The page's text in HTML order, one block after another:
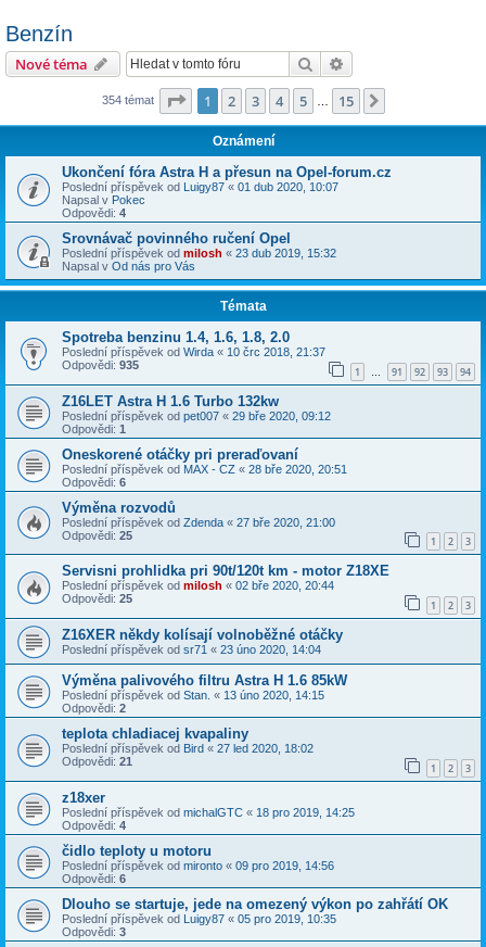
Benzín
Nové téma Hledat
354 témat Stránka z 15
1 2 3 4 5 15
Oznámení
Ukončení fóra Astra H a přesun na Opel-forum.cz
Poslední příspěvek od Luigy87 « 01 dub 2020, 10:07
Napsal v Pokec
Odpovědi: 4
Srovnávač povinného ručení Opel
Poslední příspěvek od milosh « 23 dub 2019, 15:32
Napsal v Od nás pro Vás
Témata
Spotreba benzinu 1.4, 1.6, 1.8, 2.0
Poslední příspěvek od Wirda « 10 črc 2018, 21:37
Odpovědi: 935 1 … 91 92 93 94
Z16LET Astra H 1.6 Turbo 132kw
Poslední příspěvek od pet007 « 29 bře 2020, 09:12
Odpovědi: 1
Oneskorené otáčky pri preraďovaní
Poslední příspěvek od MAX - CZ « 28 bře 2020, 20:51
Odpovědi: 6
Výměna rozvodů
Poslední příspěvek od Zdenda « 27 bře 2020, 21:00
Odpovědi: 25 1 2 3
Servisni prohlidka pri 90t/120t km - motor Z18XE
Poslední příspěvek od milosh « 02 bře 2020, 20:44
Odpovědi: 25 1 2 3
Z16XER někdy kolísají volnoběžné otáčky
Poslední příspěvek od sr71 « 23 úno 2020, 14:04
Výměna palivového filtru Astra H 1.6 85kW
Poslední příspěvek od Stan. « 13 úno 2020, 14:15
Odpovědi: 2
teplota chladiacej kvapaliny
Poslední příspěvek od Bird « 27 led 2020, 18:02
Odpovědi: 21 1 2 3
z18xer
Poslední příspěvek od michalGTC « 18 pro 2019, 14:25
Odpovědi: 4
čidlo teploty u motoru
Poslední příspěvek od mironto « 09 pro 2019, 14:56
Odpovědi: 6
Dlouho se startuje, jede na omezený výkon po zahřátí OK
Poslední příspěvek od Luigy87 « 05 pro 2019, 10:35
Odpovědi: 3